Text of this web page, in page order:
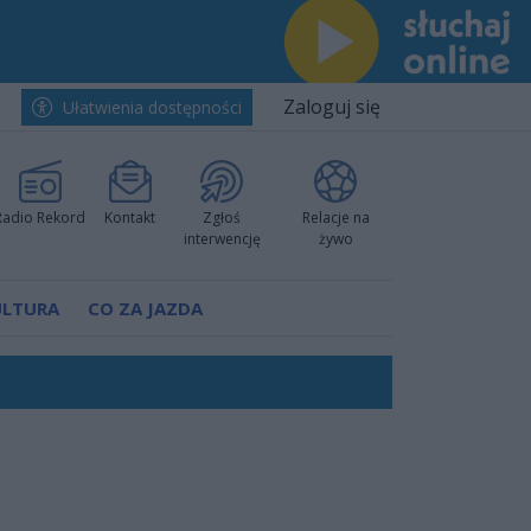
Ułatwienia dostępności Zaloguj się
Rekord Kontakt
Zgłoś
interwencję
Relacje na
żywo
CO ZA JAZDA
prokuratury
pokazali klasę
nową sportową tradycję"